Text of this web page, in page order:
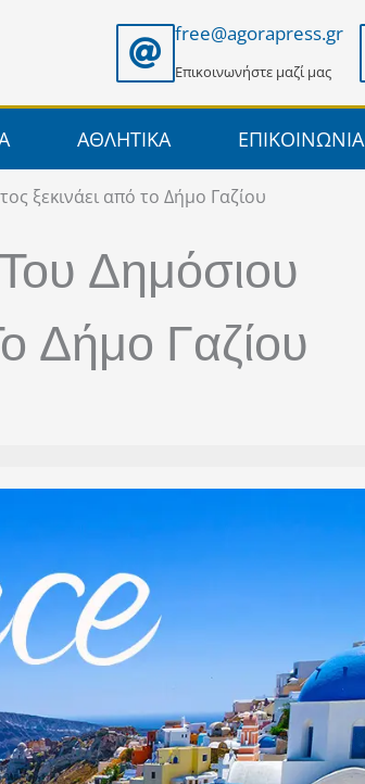
free@agorapress.gr
Επικοινωνήστε μαζί μας
ΑΘΛΗΤΙΚΑ ΕΠΙΚΟΙΝΩΝΙΑ
ξεκινάει από το Δήμο Γαζίου
Δημόσιου
Δήμο Γαζίου